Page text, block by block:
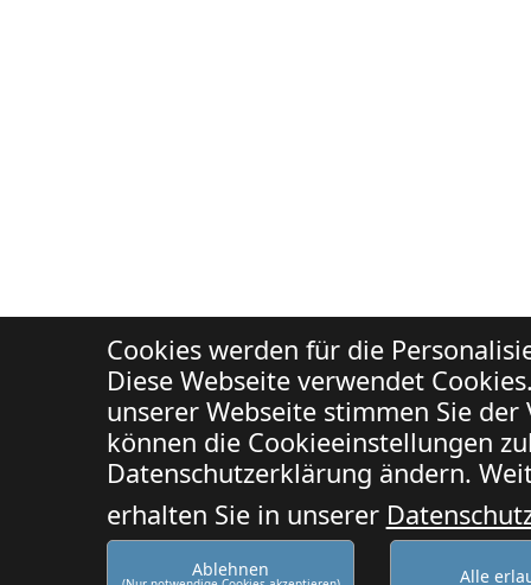
Cookies werden für die
Diese Webseite verwendet
unserer Webseite stimmen Sie
können die Cookieeinstellungen
Datenschutzerklärung ändern.
erhalten Sie in unserer
Ablehnen Alle